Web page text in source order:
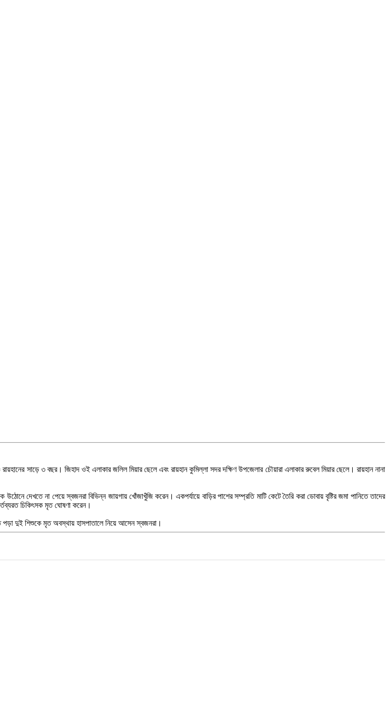
সাড়ে ৩ বছর। জিহাদ ওই এলাকার জলিল মিয়ার ছেলে এবং রায়হান কুমিল্লা সদর দক্ষিণ উপজেলার চৌয়ারা এলাকার রুবেল মিয়ার ছেলে। রায়হান নানা
দেখতে না পেয়ে স্বজনরা বিভিন্ন জায়গায় খোঁজাখুঁজি করেন। একপর্যায়ে বাড়ির পাশের সম্প্রতি মাটি কেটে তৈরি করা ডোবায় বৃষ্টির জমা পানিতে তাদের
চিকিৎসক মৃত ঘোষণা করেন।
পড়া দুই শিশুকে মৃত অবস্থায় হাসপাতালে নিয়ে আসেন স্বজনরা।